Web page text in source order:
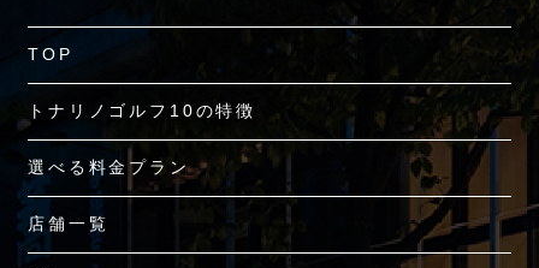
TOP
トナリノゴルフ10の特徴
選べる料金プラン
店舗一覧